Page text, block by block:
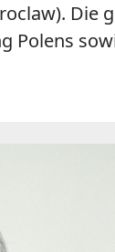
Die
Polens